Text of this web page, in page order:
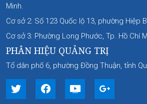
Minh.
Cơ sở 2: Số 123 Quốc lộ 13, phường Hiệp
Cơ sở 3: Phường Long Phước, Tp. Hồ Chí
PHÂN HIỆU QUẢNG TRỊ
Tổ dân phố 6, phường Đồng Thuận, tỉnh